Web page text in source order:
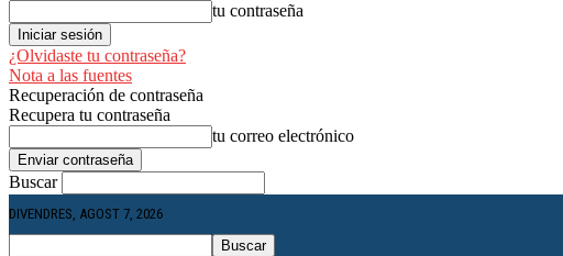
tu contraseña
¿Olvidaste tu contraseña?
Nota a las fuentes
Recuperación de contraseña
Recupera tu contraseña
tu correo electrónico
Buscar
DIVENDRES, AGOST 7, 2026